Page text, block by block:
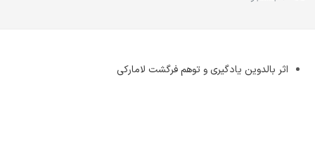
اثر بالدوین یادگیری و توهم فرگشت لامارکی